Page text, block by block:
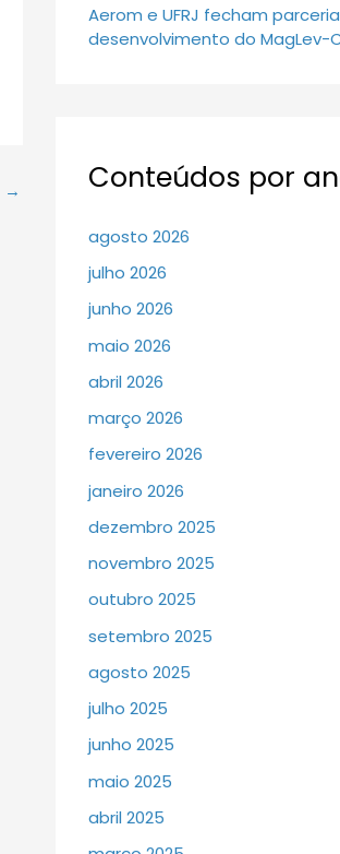
→
Aerom e UFRJ fecham
desenvolvimento do MagLev-
Conteúdos por
agosto 2026
julho 2026
junho 2026
maio 2026
abril 2026
março 2026
fevereiro 2026
janeiro 2026
dezembro 2025
novembro 2025
outubro 2025
setembro 2025
agosto 2025
julho 2025
junho 2025
maio 2025
abril 2025